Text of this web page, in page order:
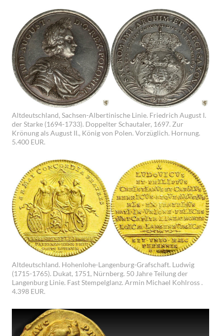
Altdeutschland, Sachsen-Albertinische Linie. Friedrich August I.
der Starke (1694-1733). Doppelter Schautaler, 1697. Zur
Krönung als August II., König von Polen. Vorzüglich. Hornung.
5.400 EUR.
Altdeutschland. Hohenlohe-Langenburg-Grafschaft. Ludwig
(1715-1765). Dukat, 1751, Nürnberg. 50 Jahre Teilung der
Langenburg Linie. Fast Stempelglanz. Armin Michael Kohlross .
4.398 EUR.